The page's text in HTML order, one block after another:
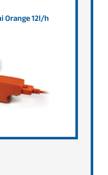
Orange 12l/h